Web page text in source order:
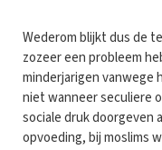
Wederom blijkt dus de
zozeer een probleem
minderjarigen vanwege
niet wanneer seculiere
sociale druk doorgeven
opvoeding, bij moslims